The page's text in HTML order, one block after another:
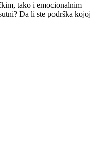
tako i emocionalnim
Da li ste podrška kojoj